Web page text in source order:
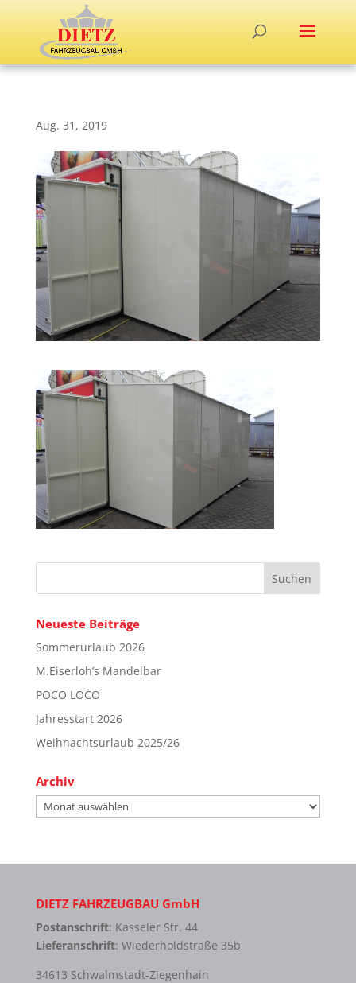
Aug. 31, 2019
Neueste Beiträge
Sommerurlaub 2026
M.Eiserloh’s Mandelbar
POCO LOCO
Jahresstart 2026
Weihnachtsurlaub 2025/26
Archiv
Archiv
DIETZ FAHRZEUGBAU GmbH
Postanschrift: Kasseler Str. 44
Lieferanschrift: Wiederholdstraße 35b
34613 Schwalmstadt-Ziegenhain